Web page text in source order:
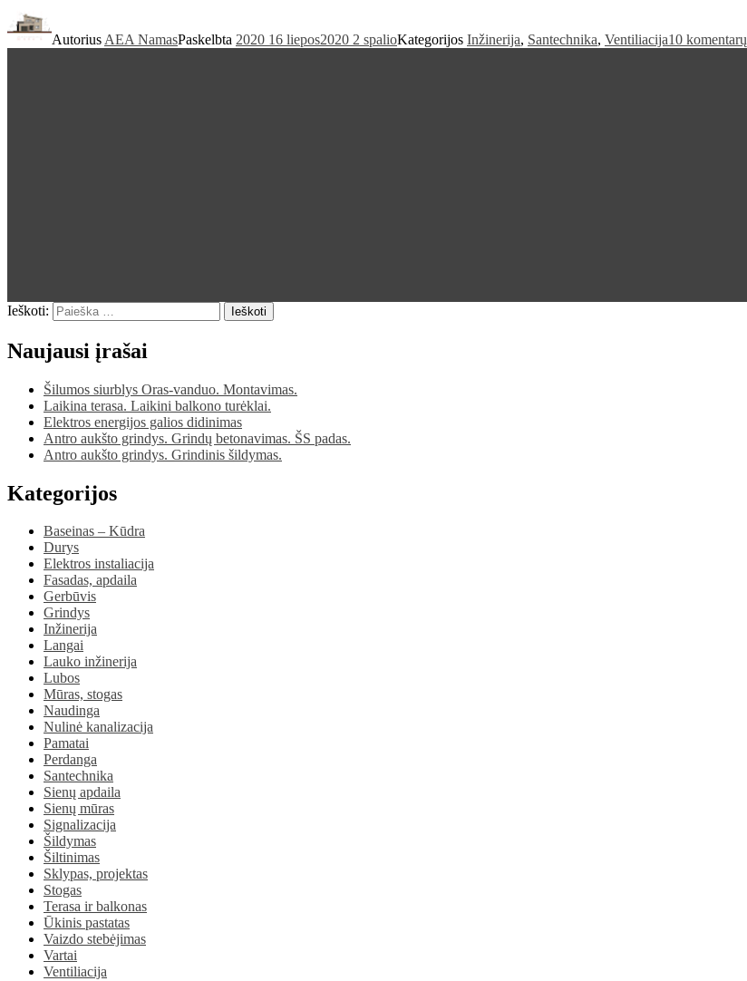
Autorius AEA NamasPaskelbta 2020 16 liepos2020 2 spalioKategorijos Inžinerija, Santechnika, Ventiliacija10 komentarų
Ieškoti: Ieškoti
Naujausi įrašai
Šilumos siurblys Oras-vanduo. Montavimas.
Laikina terasa. Laikini balkono turėklai.
Elektros energijos galios didinimas
Antro aukšto grindys. Grindų betonavimas. ŠS padas.
Antro aukšto grindys. Grindinis šildymas.
Kategorijos
Baseinas – Kūdra
Durys
Elektros instaliacija
Fasadas, apdaila
Gerbūvis
Grindys
Inžinerija
Langai
Lauko inžinerija
Lubos
Mūras, stogas
Naudinga
Nulinė kanalizacija
Pamatai
Perdanga
Santechnika
Sienų apdaila
Sienų mūras
Signalizacija
Šildymas
Šiltinimas
Sklypas, projektas
Stogas
Terasa ir balkonas
Ūkinis pastatas
Vaizdo stebėjimas
Vartai
Ventiliacija